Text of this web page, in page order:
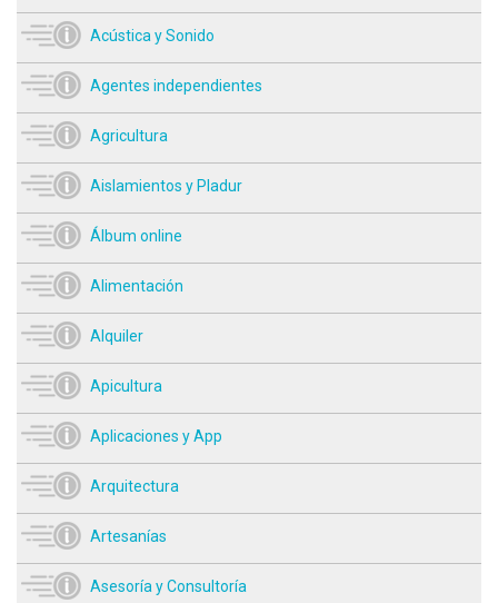
Acústica y Sonido
Agentes independientes
Agricultura
Aislamientos y Pladur
Álbum online
Alimentación
Alquiler
Apicultura
Aplicaciones y App
Arquitectura
Artesanías
Asesoría y Consultoría